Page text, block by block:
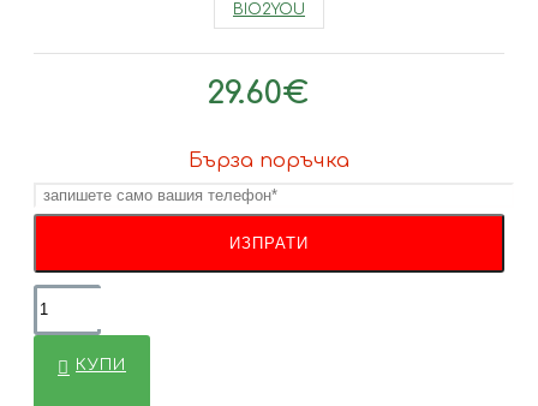
29.60€
BIO2YOU
Бърза поръчка
КУПИ